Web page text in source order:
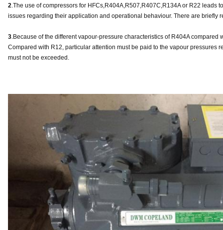
2.The use of compressors for HFCs,R404A,R507,R407C,R134A or R22 leads
issues regarding their application and operational behaviour. There are
3.Because of the different vapour-pressure characteristics of R404A compared
Compared with R12, particular attention must be paid to the vapour pressures
must not be exceeded.